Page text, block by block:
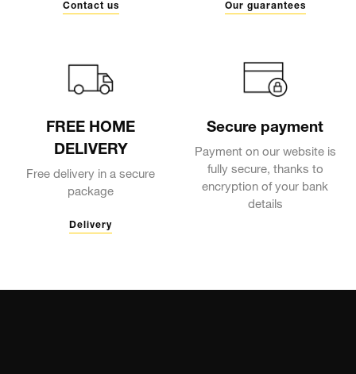
Contact us Our guarantees
FREE HOME
DELIVERY
Free delivery in a secure
package
Delivery
Secure payment
Payment on our website is
fully secure, thanks to
encryption of your bank
details